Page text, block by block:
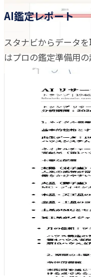
AI鑑定レポート
スタナビからデータ
はプロの鑑定準備用の